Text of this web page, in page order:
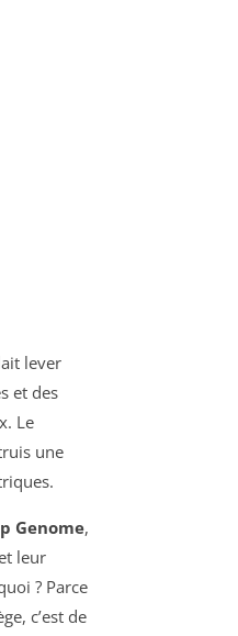
lever
et des
Le
une
Genome,
leur
? Parce
c’est de